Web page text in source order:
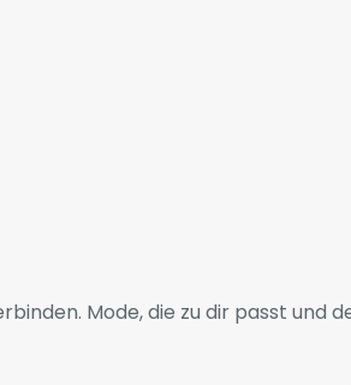
Mode, die zu dir passt und